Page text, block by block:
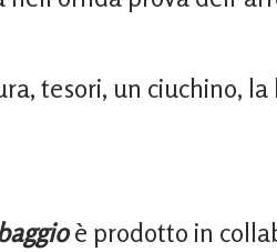
tesori, un ciuchino,
è prodotto in